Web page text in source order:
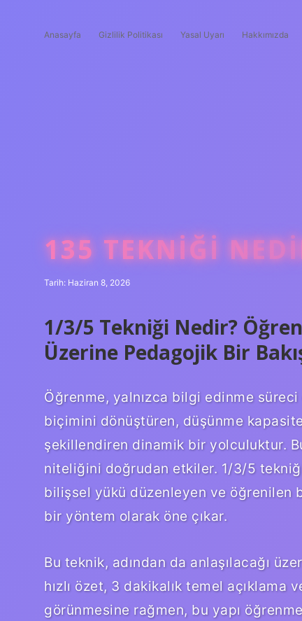
Anasayfa Gizlilik Politikası Yasal Uyarı Hakkımızda
135 TEKNIĞI
Tarih: Haziran 8, 2026
1/3/5 Tekniği Nedir?
Üzerine Pedagojik Bir
Öğrenme, yalnızca bilgi edinme
biçimini dönüştüren, düşünme
şekillendiren dinamik bir yolculuktur.
niteliğini doğrudan etkiler. 1/3/5
bilişsel yükü düzenleyen ve öğrenilen
bir yöntem olarak öne çıkar.
Bu teknik, adından da anlaşılacağı
hızlı özet, 3 dakikalık temel
görünmesine rağmen, bu yapı